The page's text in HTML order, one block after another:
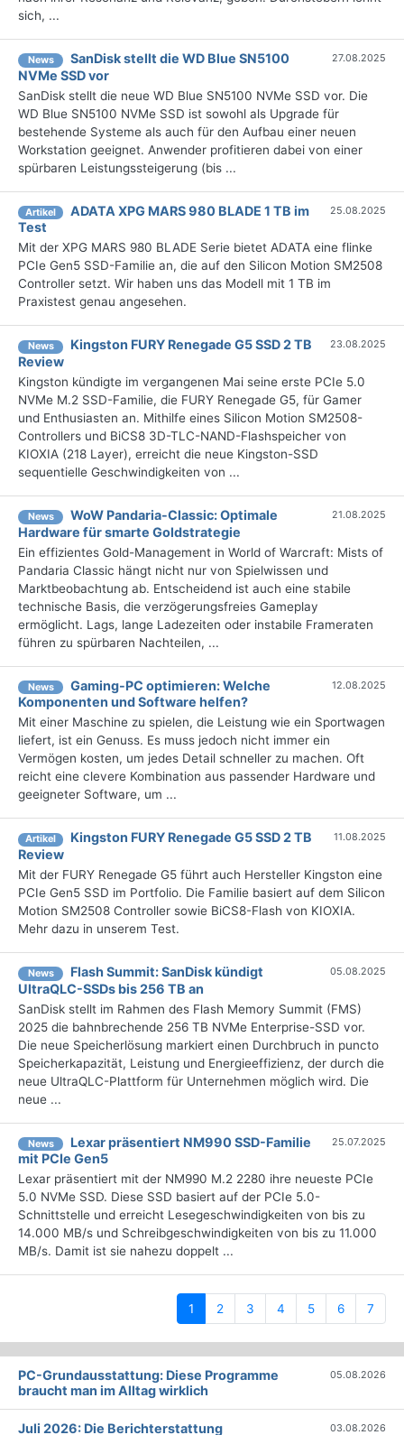
sich, ...
News
SanDisk stellt die WD Blue SN5100
NVMe SSD vor
27.08.2025
SanDisk stellt die neue WD Blue SN5100 NVMe SSD vor. Die
WD Blue SN5100 NVMe SSD ist sowohl als Upgrade für
bestehende Systeme als auch für den Aufbau einer neuen
Workstation geeignet. Anwender profitieren dabei von einer
spürbaren Leistungssteigerung (bis ...
Artikel
ADATA XPG MARS 980 BLADE 1 TB im
Test
25.08.2025
Mit der XPG MARS 980 BLADE Serie bietet ADATA eine flinke
PCIe Gen5 SSD-Familie an, die auf den Silicon Motion SM2508
Controller setzt. Wir haben uns das Modell mit 1 TB im
Praxistest genau angesehen.
News
Kingston FURY Renegade G5 SSD 2 TB
Review
23.08.2025
Kingston kündigte im vergangenen Mai seine erste PCIe 5.0
NVMe M.2 SSD-Familie, die FURY Renegade G5, für Gamer
und Enthusiasten an. Mithilfe eines Silicon Motion SM2508-
Controllers und BiCS8 3D-TLC-NAND-Flashspeicher von
KIOXIA (218 Layer), erreicht die neue Kingston-SSD
sequentielle Geschwindigkeiten von ...
News
WoW Pandaria-Classic: Optimale
Hardware für smarte Goldstrategie
21.08.2025
Ein effizientes Gold-Management in World of Warcraft: Mists of
Pandaria Classic hängt nicht nur von Spielwissen und
Marktbeobachtung ab. Entscheidend ist auch eine stabile
technische Basis, die verzögerungsfreies Gameplay
ermöglicht. Lags, lange Ladezeiten oder instabile Frameraten
führen zu spürbaren Nachteilen, ...
News
Gaming-PC optimieren: Welche
Komponenten und Software helfen?
12.08.2025
Mit einer Maschine zu spielen, die Leistung wie ein Sportwagen
liefert, ist ein Genuss. Es muss jedoch nicht immer ein
Vermögen kosten, um jedes Detail schneller zu machen. Oft
reicht eine clevere Kombination aus passender Hardware und
geeigneter Software, um ...
Artikel
Kingston FURY Renegade G5 SSD 2 TB
Review
11.08.2025
Mit der FURY Renegade G5 führt auch Hersteller Kingston eine
PCIe Gen5 SSD im Portfolio. Die Familie basiert auf dem Silicon
Motion SM2508 Controller sowie BiCS8-Flash von KIOXIA.
Mehr dazu in unserem Test.
News
Flash Summit: SanDisk kündigt
UltraQLC-SSDs bis 256 TB an
05.08.2025
SanDisk stellt im Rahmen des Flash Memory Summit (FMS)
2025 die bahnbrechende 256 TB NVMe Enterprise-SSD vor.
Die neue Speicherlösung markiert einen Durchbruch in puncto
Speicherkapazität, Leistung und Energieeffizienz, der durch die
neue UltraQLC-Plattform für Unternehmen möglich wird. Die
neue ...
News
Lexar präsentiert NM990 SSD-Familie
mit PCIe Gen5
25.07.2025
Lexar präsentiert mit der NM990 M.2 2280 ihre neueste PCIe
5.0 NVMe SSD. Diese SSD basiert auf der PCIe 5.0-
Schnittstelle und erreicht Lesegeschwindigkeiten von bis zu
14.000 MB/s und Schreibgeschwindigkeiten von bis zu 11.000
MB/s. Damit ist sie nahezu doppelt ...
1 (current)
2 3 4 5 6 7
PC-Grundausstattung: Diese Programme
braucht man im Alltag wirklich
05.08.2026
Juli 2026: Die Bericht­erstattung
03.08.2026